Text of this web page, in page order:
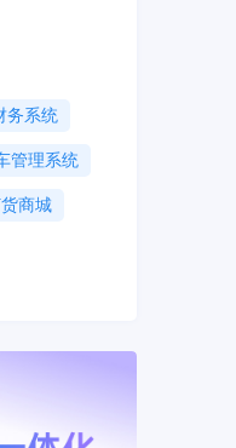
务系统
管理系统
商城